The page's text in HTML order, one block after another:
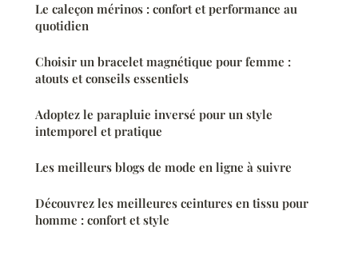
Le caleçon mérinos : confort et performance au
quotidien
Choisir un bracelet magnétique pour femme :
atouts et conseils essentiels
Adoptez le parapluie inversé pour un style
intemporel et pratique
Les meilleurs blogs de mode en ligne à suivre
Découvrez les meilleures ceintures en tissu pour
homme : confort et style